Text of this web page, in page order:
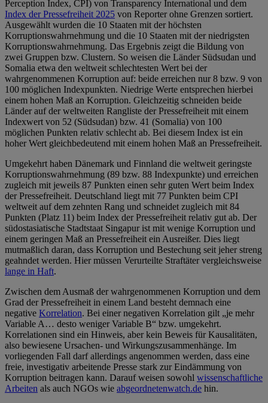
Perception Index, CPI) von Transparency International und dem
Index der Pressefreiheit 2025 von Reporter ohne Grenzen sortiert.
Ausgewählt wurden die 10 Staaten mit der höchsten
Korruptionswahrnehmung und die 10 Staaten mit der niedrigsten
Korruptionswahrnehmung. Das Ergebnis zeigt die Bildung von
zwei Gruppen bzw. Clustern. So weisen die Länder Südsudan und
Somalia etwa den weltweit schlechtesten Wert bei der
wahrgenommenen Korruption auf: beide erreichen nur 8 bzw. 9 von
100 möglichen Indexpunkten. Niedrige Werte entsprechen hierbei
einem hohen Maß an Korruption. Gleichzeitig schneiden beide
Länder auf der weltweiten Rangliste der Pressefreiheit mit einem
Indexwert von 52 (Südsudan) bzw. 41 (Somalia) von 100
möglichen Punkten relativ schlecht ab. Bei diesem Index ist ein
hoher Wert gleichbedeutend mit einem hohen Maß an Pressefreiheit.
Umgekehrt haben Dänemark und Finnland die weltweit geringste
Korruptionswahrnehmung (89 bzw. 88 Indexpunkte) und erreichen
zugleich mit jeweils 87 Punkten einen sehr guten Wert beim Index
der Pressefreiheit. Deutschland liegt mit 77 Punkten beim CPI
weltweit auf dem zehnten Rang und schneidet zugleich mit 84
Punkten (Platz 11) beim Index der Pressefreiheit relativ gut ab. Der
südostasiatische Stadtstaat Singapur ist mit wenige Korruption und
einem geringen Maß an Pressefreiheit ein Ausreißer. Dies liegt
mutmaßlich daran, dass Korruption und Bestechung seit jeher streng
geahndet werden. Hier müssen Verurteilte Straftäter vergleichsweise
lange in Haft.
Zwischen dem Ausmaß der wahrgenommenen Korruption und dem
Grad der Pressefreiheit in einem Land besteht demnach eine
negative Korrelation. Bei einer negativen Korrelation gilt „je mehr
Variable A… desto weniger Variable B“ bzw. umgekehrt.
Korrelationen sind ein Hinweis, aber kein Beweis für Kausalitäten,
also bewiesene Ursachen- und Wirkungszusammenhänge. Im
vorliegenden Fall darf allerdings angenommen werden, dass eine
freie, investigativ arbeitende Presse stark zur Eindämmung von
Korruption beitragen kann. Darauf weisen sowohl wissenschaftliche
Arbeiten als auch NGOs wie abgeordnetenwatch.de hin.